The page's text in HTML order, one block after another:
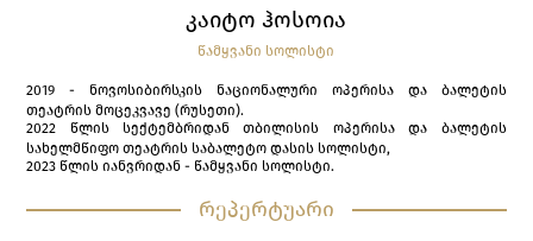
ᲙᲐᲘᲢᲝ ᲰᲝᲡᲝᲘᲐ
ᲬᲐᲛᲧᲕᲐᲜᲘ ᲡᲝᲚᲘᲡᲢᲘ
2019 - ნოვოსიბირსკის ნაციონალური ოპერისა და ბალეტის
თეატრის მოცეკვავე (რუსეთი).
2022 წლის სექტემბრიდან თბილისის ოპერისა და ბალეტის
სახელმწიფო თეატრის საბალეტო დასის სოლისტი,
2023 წლის იანვრიდან - წამყვანი სოლისტი.
რეპერტუარი